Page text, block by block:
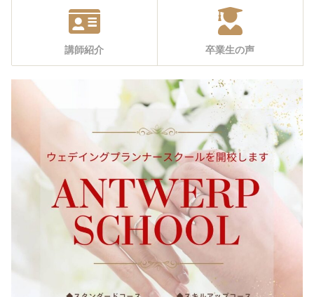
講師紹介 卒業生の声